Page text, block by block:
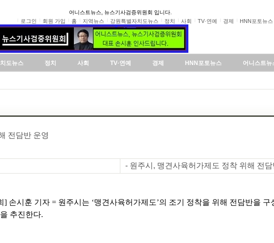
어니스트뉴스, 뉴스기사검증위원회 입니다.
로그인
회원 가입 홈 지역뉴스 강원특별자치도뉴스 정치 사회 TV·연예 경제 HNN포토뉴스
도뉴스 정치 사회 TV·연예 경제 HNN포토뉴스 어니스트뉴
전담반 운영
- 원주시, 맹견사육허가제도 정착 위해 전담
손시훈 기자 = 원주시는 ‘맹견사육허가제도’의 조기 정착을 위해 전담반을 구
추진한다.